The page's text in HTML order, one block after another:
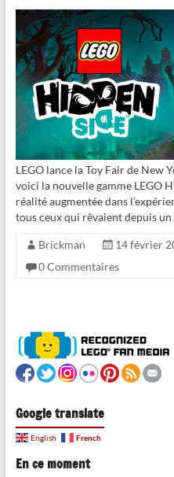
LEGO lance la Toy Fair de New
voici la nouvelle gamme LEGO
réalité augmentée dans
tous ceux qui rêvaient depuis
Brickman 14 février
0 Commentaires
Google translate
English French
En ce moment